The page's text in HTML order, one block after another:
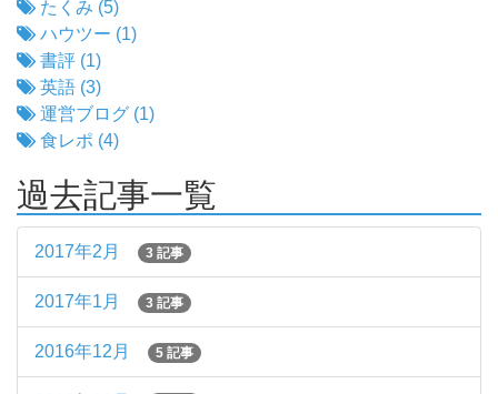
たくみ (5)
ハウツー (1)
書評 (1)
英語 (3)
運営ブログ (1)
食レポ (4)
過去記事一覧
2017年2月 3 記事
2017年1月 3 記事
2016年12月 5 記事